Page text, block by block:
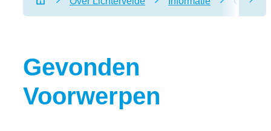
Startpagina
Gevonden
Voorwerpen